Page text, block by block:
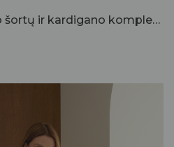
Smėlio spalvos velveto šortų ir kardigano komplektas